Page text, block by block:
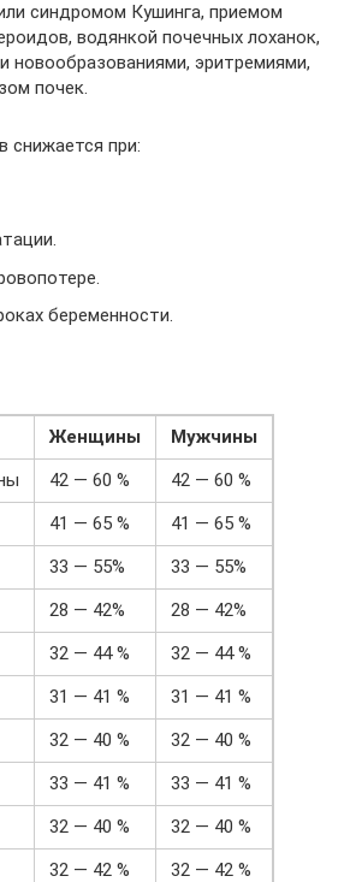
синдромом Кушинга, приемом
водянкой почечных лоханок,
новообразованиями, эритремиями,
почек.
снижается при:
беременности.
Женщины
Мужчины
42 — 60 %
42 — 60 %
41 — 65 %
41 — 65 %
33 — 55%
33 — 55%
28 — 42%
28 — 42%
32 — 44 %
32 — 44 %
31 — 41 %
31 — 41 %
32 — 40 %
32 — 40 %
33 — 41 %
33 — 41 %
32 — 40 %
32 — 40 %
32 — 42 %
32 — 42 %